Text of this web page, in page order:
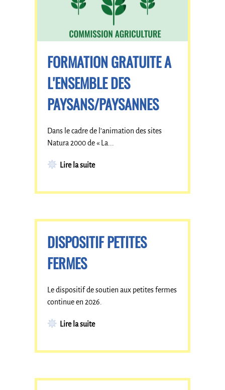
FORMATION GRATUITE A
L'ENSEMBLE DES
PAYSANS/PAYSANNES
Dans le cadre de l’animation des sites
Natura 2000 de « La...
Lire la suite
DISPOSITIF PETITES
FERMES
Le dispositif de soutien aux petites fermes
continue en 2026.
Lire la suite